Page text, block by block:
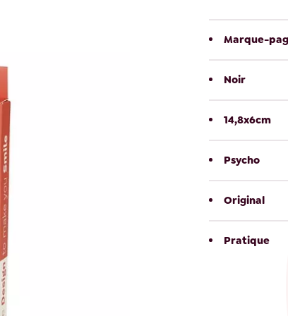
Marque-
Noir
14,8x6cm
Psycho
Original
Pratique